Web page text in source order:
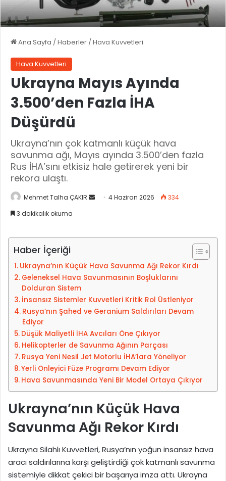
Ana Sayfa /Haberler /Hava Kuvvetleri
Hava Kuvvetleri
Ukrayna Mayıs Ayında
3.500’den Fazla İHA
Düşürdü
Ukrayna’nın çok katmanlı küçük hava
savunma ağı, Mayıs ayında 3.500’den fazla
Rus İHA’sını etkisiz hale getirerek yeni bir
rekora ulaştı.
Mehmet Talha ÇAKIR
o
s
ö
n
d
e
r
m
e
k
4 Haziran 2026
334
3 dakikalık okuma
Haber İçeriği
Ukrayna’nın Küçük Hava Savunma Ağı Rekor Kırdı
Geleneksel Hava Savunmasının Boşluklarını
Dolduran Sistem
İnsansız Sistemler Kuvvetleri Kritik Rol Üstleniyor
Rusya’nın Şahed ve Geranium Saldırıları Devam
Ediyor
Düşük Maliyetli İHA Avcıları Öne Çıkıyor
Helikopterler de Savunma Ağının Parçası
Rusya Yeni Nesil Jet Motorlu İHA’lara Yöneliyor
Yerli Önleyici Füze Programı Devam Ediyor
Hava Savunmasında Yeni Bir Model Ortaya Çıkıyor
Ukrayna’nın Küçük Hava
Savunma Ağı Rekor Kırdı
Ukrayna Silahlı Kuvvetleri, Rusya’nın yoğun insansız hava
aracı saldırılarına karşı geliştirdiği çok katmanlı savunma
sistemiyle dikkat çekici bir başarıya imza attı. Ukrayna